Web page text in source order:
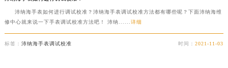
沛纳海手表如何进行调试校准？沛纳海手表调试校准方法都有哪些呢？下面沛纳海维
修中心就来说一下手表调试校准方法吧！ 沛纳......详细
标签： 沛纳海手表调试校准 时间：2021-11-03